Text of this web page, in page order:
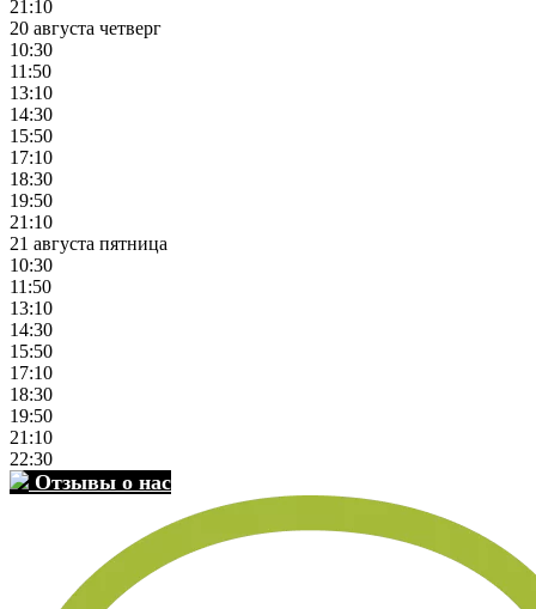
21:10
20 августа четверг
10:30
11:50
13:10
14:30
15:50
17:10
18:30
19:50
21:10
21 августа пятница
10:30
11:50
13:10
14:30
15:50
17:10
18:30
19:50
21:10
22:30
Отзывы о нас